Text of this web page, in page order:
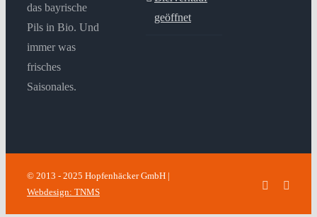
das bayrische
Pils in Bio. Und
immer was
frisches
Saisonales.
geöffnet
© 2013 - 2025 Hopfenhäcker GmbH |
Webdesign: TNMS
Facebook